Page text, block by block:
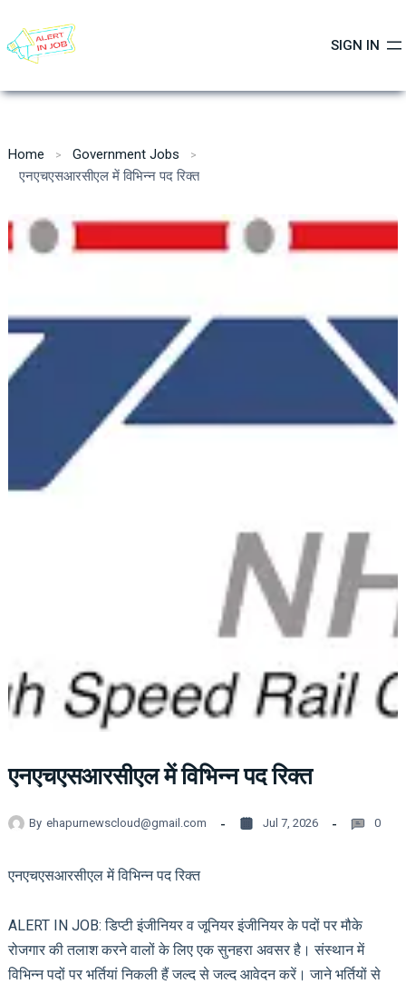
content
SIGN IN
Home
Government Jobs
एनएचएसआरसीएल में विभिन्न पद रिक्त
एनएचएसआरसीएल में विभिन्न पद रिक्त
By ehapurnewscloud@gmail.com Jul 7, 2026 0
एनएचएसआरसीएल में विभिन्न पद रिक्त
ALERT IN JOB: डिप्टी इंजीनियर व जूनियर इंजीनियर के पदों पर मौके
रोजगार की तलाश करने वालों के लिए एक सुनहरा अवसर है। संस्थान में
विभिन्न पदों पर भर्तियां निकली हैं जल्द से जल्द आवेदन करें। जाने भर्तियों से